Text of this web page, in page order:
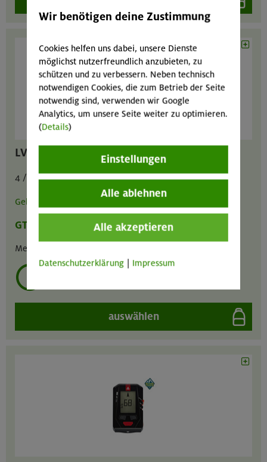
LVS-Gerät Ortovox Diract Voice
4 / 2 / 8 € pro Tag
Gebrauchsanweisung
GT
Menge :
auswählen
Wir benötigen deine Zustimmung
Cookies helfen uns dabei, unsere Dienste
möglichst nutzerfreundlich anzubieten, zu
schützen und zu verbessern. Neben technisch
notwendigen Cookies, die zum Betrieb der Seite
notwendig sind, verwenden wir Google
Analytics, um unsere Seite weiter zu optimieren.
(Details)
Einstellungen
Alle ablehnen
Alle akzeptieren
Datenschutzerklärung Impressum